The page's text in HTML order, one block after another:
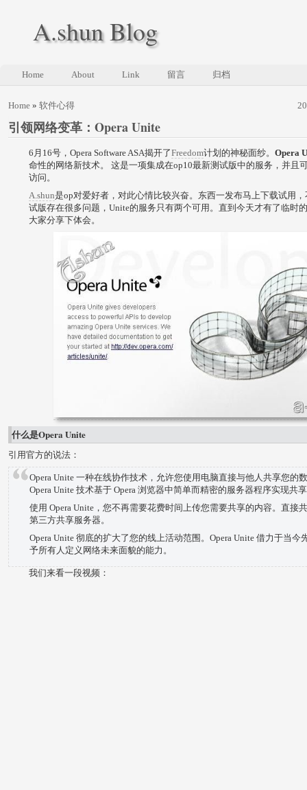
A.shun Blog
Home About Link 留言 归档
Home » 软件心得
引领网络变革：Opera Unite
6月16号，Opera Software ASA揭开了Freedom计划的神秘面纱。 Opera
命性的网络新技术。 这是一项集成在op10最新测试版中的服务，并且
访问。
A.shun是op对爱好者，对此心情比较兴奋。东西一发布马上下载试用
试版存在很多问题，Unite的服务只有两个可用。直到今天才有了临时
大家分享下体会。
什么是Opera Unite
引用官方的说法：
Opera Unite 一种在线协作技术，允许您使用电脑直接与他人共享您的
Opera Unite 技术基于 Opera 浏览器中简单而精密的服务器程序实现共
使用 Opera Unite，您不再需要花费时间上传您需要共享的内容。直接
第三方共享服务器。
Opera Unite 彻底的扩大了您的线上活动范围。Opera Unite 借力于当
予所有人定义网络未来面貌的能力。
我们来看一段视频：